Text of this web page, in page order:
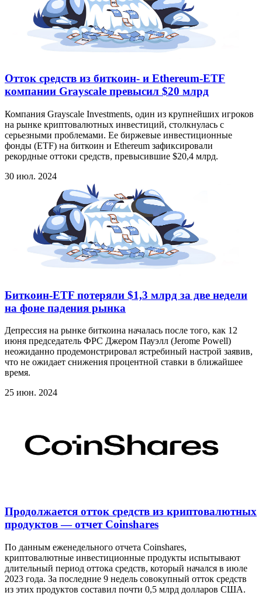
Отток средств из биткоин- и Ethereum-ETF
компании Grayscale превысил $20 млрд
Компания Grayscale Investments, один из крупнейших игроков
на рынке криптовалютных инвестиций, столкнулась с
серьезными проблемами. Ее биржевые инвестиционные
фонды (ETF) на биткоин и Ethereum зафиксировали
рекордные оттоки средств, превысившие $20,4 млрд.
30 июл. 2024
Биткоин-ETF потеряли $1,3 млрд за две недели
на фоне падения рынка
Депрессия на рынке биткоина началась после того, как 12
июня председатель ФРС Джером Пауэлл (Jerome Powell)
неожиданно продемонстрировал ястребиный настрой заявив,
что не ожидает снижения процентной ставки в ближайшее
время.
25 июн. 2024
Продолжается отток средств из криптовалютных
продуктов — отчет Coinshares
По данным еженедельного отчета Coinshares,
криптовалютные инвестиционные продукты испытывают
длительный период оттока средств, который начался в июле
2023 года. За последние 9 недель совокупный отток средств
из этих продуктов составил почти 0,5 млрд долларов США.